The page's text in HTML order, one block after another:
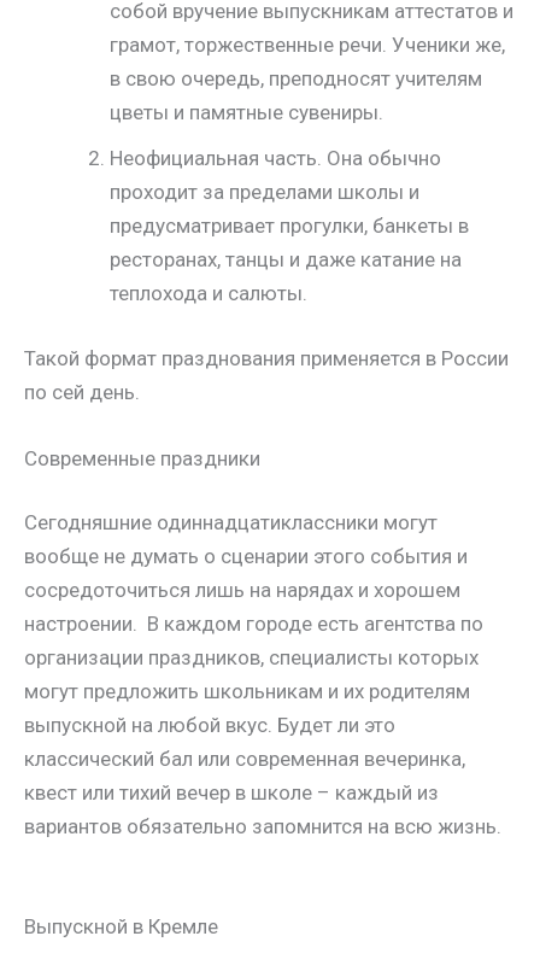
собой вручение выпускникам аттестатов и
грамот, торжественные речи. Ученики же,
в свою очередь, преподносят учителям
цветы и памятные сувениры.
Неофициальная часть. Она обычно
проходит за пределами школы и
предусматривает прогулки, банкеты в
ресторанах, танцы и даже катание на
теплохода и салюты.
Такой формат празднования применяется в России
по сей день.
Современные праздники
Сегодняшние одиннадцатиклассники могут
вообще не думать о сценарии этого события и
сосредоточиться лишь на нарядах и хорошем
настроении. В каждом городе есть агентства по
организации праздников, специалисты которых
могут предложить школьникам и их родителям
выпускной на любой вкус. Будет ли это
классический бал или современная вечеринка,
квест или тихий вечер в школе – каждый из
вариантов обязательно запомнится на всю жизнь.
Выпускной в Кремле